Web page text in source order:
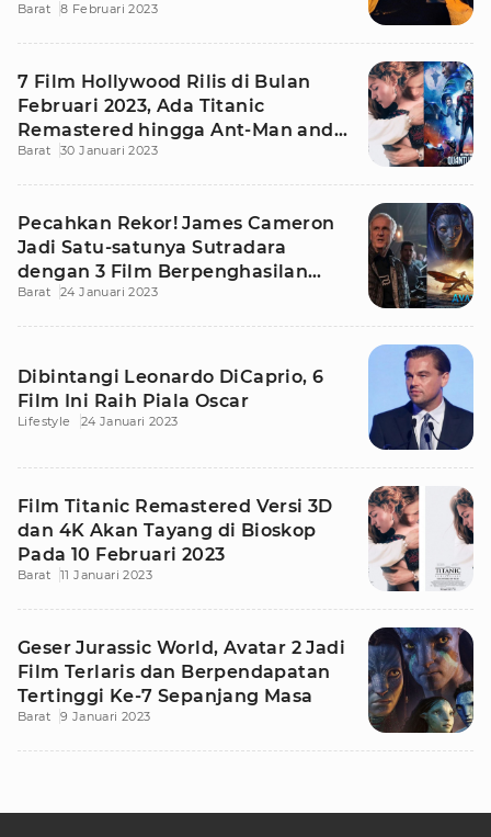
Barat 8 Februari 2023
7 Film Hollywood Rilis di Bulan
Februari 2023, Ada Titanic
Remastered hingga Ant-Man and
the Wasp
Barat 30 Januari 2023
Pecahkan Rekor! James Cameron
Jadi Satu-satunya Sutradara
dengan 3 Film Berpenghasilan
Fantastis
Barat 24 Januari 2023
Dibintangi Leonardo DiCaprio, 6
Film Ini Raih Piala Oscar
Lifestyle 24 Januari 2023
Film Titanic Remastered Versi 3D
dan 4K Akan Tayang di Bioskop
Pada 10 Februari 2023
Barat 11 Januari 2023
Geser Jurassic World, Avatar 2 Jadi
Film Terlaris dan Berpendapatan
Tertinggi Ke-7 Sepanjang Masa
Barat 9 Januari 2023